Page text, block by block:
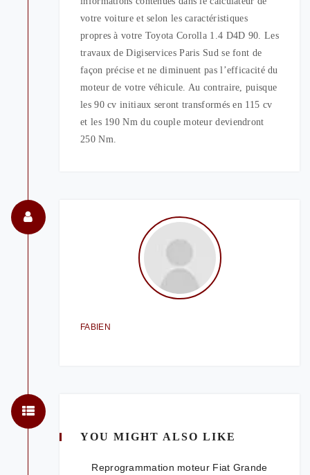
votre voiture et selon les caractéristiques
propres à votre Toyota Corolla 1.4 D4D 90. Les
travaux de Digiservices Paris Sud se font de
façon précise et ne diminuent pas l’efficacité du
moteur de votre véhicule. Au contraire, puisque
les 90 cv initiaux seront transformés en 115 cv
et les 190 Nm du couple moteur deviendront
250 Nm.
FABIEN
YOU MIGHT ALSO LIKE
Reprogrammation moteur Fiat Grande